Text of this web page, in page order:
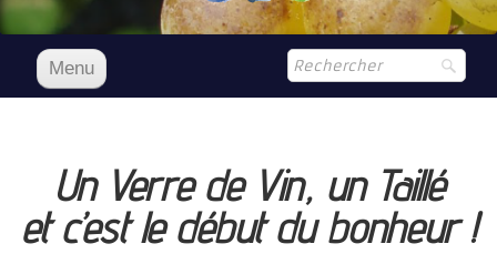
Menu
Boutique▼
Un Verre de Vin, un Taillé
et c’est le début du bonheur !